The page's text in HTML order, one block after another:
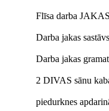
Flīsa darba
Darba jakas
Darba jakas
2 DIVAS sānu
piedurknes